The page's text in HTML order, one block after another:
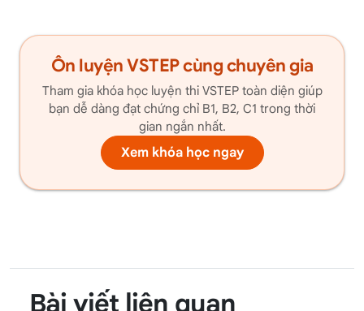
Ôn luyện VSTEP cùng chuyên gia
Tham gia khóa học luyện thi VSTEP toàn diện giúp
bạn dễ dàng đạt chứng chỉ B1, B2, C1 trong thời
gian ngắn nhất.
Xem khóa học ngay
Bài viết liên quan